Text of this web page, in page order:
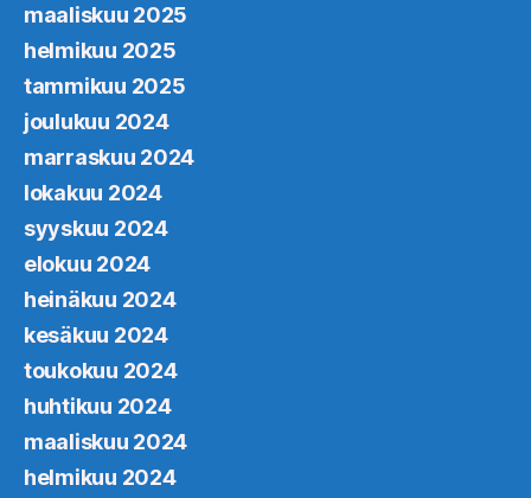
maaliskuu 2025
helmikuu 2025
tammikuu 2025
joulukuu 2024
marraskuu 2024
lokakuu 2024
syyskuu 2024
elokuu 2024
heinäkuu 2024
kesäkuu 2024
toukokuu 2024
huhtikuu 2024
maaliskuu 2024
helmikuu 2024